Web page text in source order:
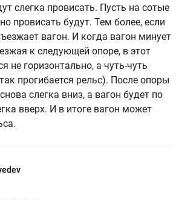
слегка провисать. Пусть на сотые
провисать будут. Тем более, если
вагон. И когда вагон минует
к следующей опоре, в этот
не горизонтально, а чуть-чуть
прогибается рельс). После опоры
слегка вниз, а вагон будет по
вверх. И в итоге вагон может